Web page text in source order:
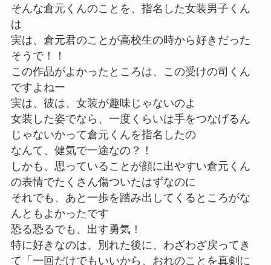
そんな倉元くんのことを、指名した女装男子くん
は
実は、倉元君のことが高校生の時から好きだった
そうで！！
この作品がよかったところは、この受けの司くん
ですよねー
実は、彼は、女装が趣味じゃないのよ
女装した姿でなら、一度くらいは手をつなげるん
じゃないかって倉元くんを指名したの
なんて、健気で一途なの？！
しかも、思っていることが顔に出やすい倉元くん
の表情でたくさん傷ついたはずなのに
それでも、あと一歩を踏み出してくるところがな
んともよかったです
恐る恐るでも、出す勇気！
特に好きなのは、別れた後に、わざわざ戻ってき
て「一回だけでもいいから、おれのことを真剣に